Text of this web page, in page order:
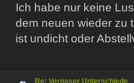
Ich habe nur keine
dem neuen wieder zu
ist undicht oder
Re: Vergaser Unterschiede